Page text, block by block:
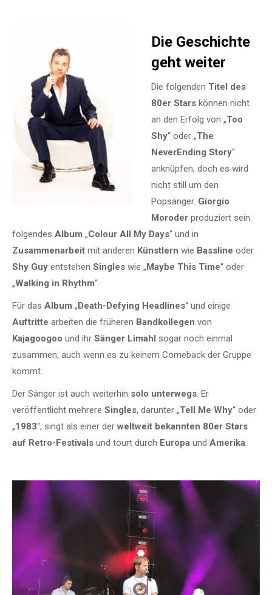
Die Geschichte
geht weiter
Die folgenden Titel des
80er Stars können nicht
an den Erfolg von „Too
Shy“ oder „The
NeverEnding Story“
anknüpfen, doch es wird
nicht still um den
Popsänger. Giorgio
Moroder produziert sein
folgendes Album „Colour All My Days“ und in
Zusammenarbeit mit anderen Künstlern wie Bassline oder
Shy Guy entstehen Singles wie „Maybe This Time“ oder
„Walking in Rhythm“.
Für das Album „Death-Defying Headlines“ und einige
Auftritte arbeiten die früheren Bandkollegen von
Kajagoogoo und ihr Sänger Limahl sogar noch einmal
zusammen, auch wenn es zu keinem Comeback der Gruppe
kommt.
Der Sänger ist auch weiterhin solo unterwegs. Er
veröffentlicht mehrere Singles, darunter „Tell Me Why“ oder
„1983“, singt als einer der weltweit bekannten 80er Stars
auf Retro-Festivals und tourt durch Europa und Amerika.